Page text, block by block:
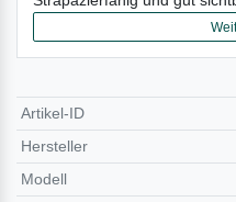
155g
Artikel-ID
Hersteller
Modell